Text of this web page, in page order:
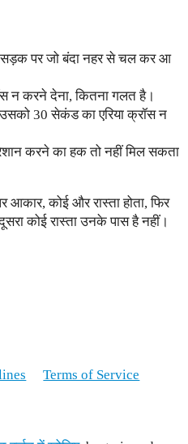
सड़क पर जो बंदा नहर से चल कर आ
न करने देना, कितना गलत है।
30 सेकंड का एरिया क्रॉस न
करने का हक तो नहीं मिल सकता
कोई और रास्ता होता, फिर
कोई रास्ता उनके पास है नहीं।
Terms of Service